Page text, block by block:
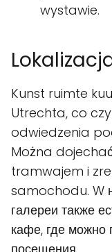
wystawie.
Kunst ruimte
Utrechta, co
odwiedzenia
Można
tramwajem i
samochodu. W
галереи также
кафе, где можно